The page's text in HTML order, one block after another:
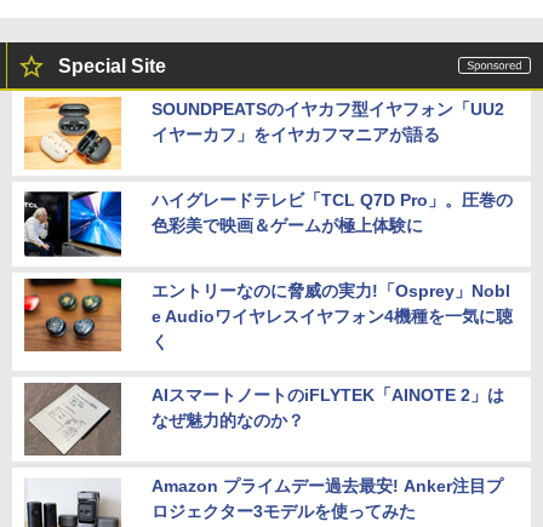
Special Site
SOUNDPEATSのイヤカフ型イヤフォン「UU2
イヤーカフ」をイヤカフマニアが語る
ハイグレードテレビ「TCL Q7D Pro」。圧巻の
色彩美で映画＆ゲームが極上体験に
エントリーなのに脅威の実力!「Osprey」Nobl
e Audioワイヤレスイヤフォン4機種を一気に聴
く
AIスマートノートのiFLYTEK「AINOTE 2」は
なぜ魅力的なのか？
Amazon プライムデー過去最安! Anker注目プ
ロジェクター3モデルを使ってみた